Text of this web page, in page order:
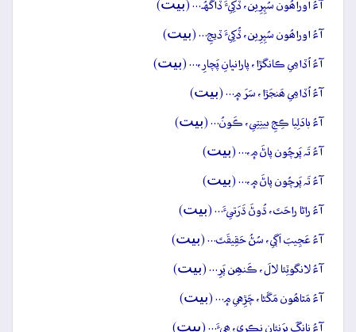
آءُ اوراھُون سُپِرِين، ڏُکِيءَ ڏاگهُہ… ( )
آءُ اوراھُون سُپِرِين، ڏُکِيءَ ڏيجِ… (بيت)
آءُ اُڏامِي ڪانگڙا، پارانڀانِ پَچارِ،… (بيت)
آءُ اُڏامِي ھَنجَڙا، سَرَ ۾… (بيت)
آءُ بادَلِيا ڪِجِ بينِتِي، ڪَونُ… (بيت)
آءُ تَہ پَرچُون پاڻَ ۾،… (بيت)
آءُ تَہ پَرچُون پاڻَ ۾،… (بيت)
آءُ راڻا راحَتَ، ڌُوڻَ ڌَرَتيءَ… (بيت)
آءُ عَجِيبَ اَڳي، سُڻُ حَقِيقَتَ… (بيت)
آءُ لانگوٽِئا لالَ، ڪَنھِن پَرِ… (بيت)
آءُ مَٿاھُون مَڱڻا، چَڙِهي ۾… (بيت)
آءُ نانگَ ٻِرَنِئان نِڪِري، ھِيءَ… (بيت)